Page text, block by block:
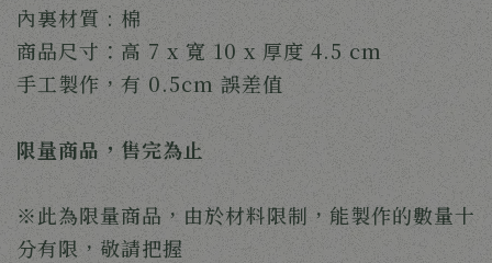
內裏材質 : 棉
商品尺寸：高 7 x 寬 10 x 厚度 4.5 cm
手工製作，有 0.5cm 誤差值
限量商品，售完為止
※此為限量商品，由於材料限制，能製作的數量十
分有限，敬請把握